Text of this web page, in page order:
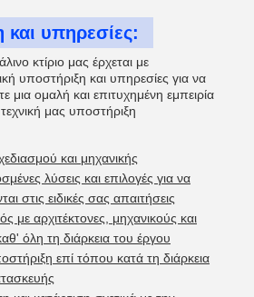
και υπηρεσίες:
κτίριο μας έρχεται με
υποστήριξη και υπηρεσίες για να
μια ομαλή και επιτυχημένη εμπειρία
μας υποστήριξη
και μηχανικής
λύσεις και επιλογές για να
στις ειδικές σας απαιτήσεις
με αρχιτέκτονες, μηχανικούς και
όλη τη διάρκεια του έργου
επί τόπου κατά τη διάρκεια